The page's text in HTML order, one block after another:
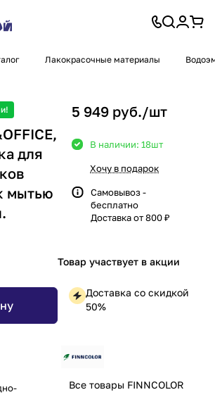
Лакокрасочные материалы
для
мытью
5 949 руб./шт
В наличии: 18шт
Хочу в подарок
Самовывоз -
бесплатно
Доставка от 800 ₽
Товар участвует в акции
Доставка со скидкой
50%
Все товары FINNCOLOR